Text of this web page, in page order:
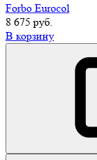
Forbo Eurocol
8 675 руб.
В корзину